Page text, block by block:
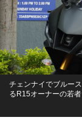
チェンナイでブルー
るR15オーナーの若者